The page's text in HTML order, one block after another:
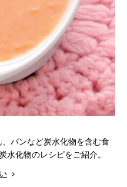
パンなど炭水化物を含む食
化物のレシピをご紹介。